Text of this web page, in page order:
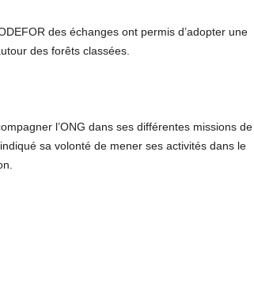
des échanges ont permis d’adopter une
des forêts classées.
l’ONG dans ses différentes missions de
sa volonté de mener ses activités dans le